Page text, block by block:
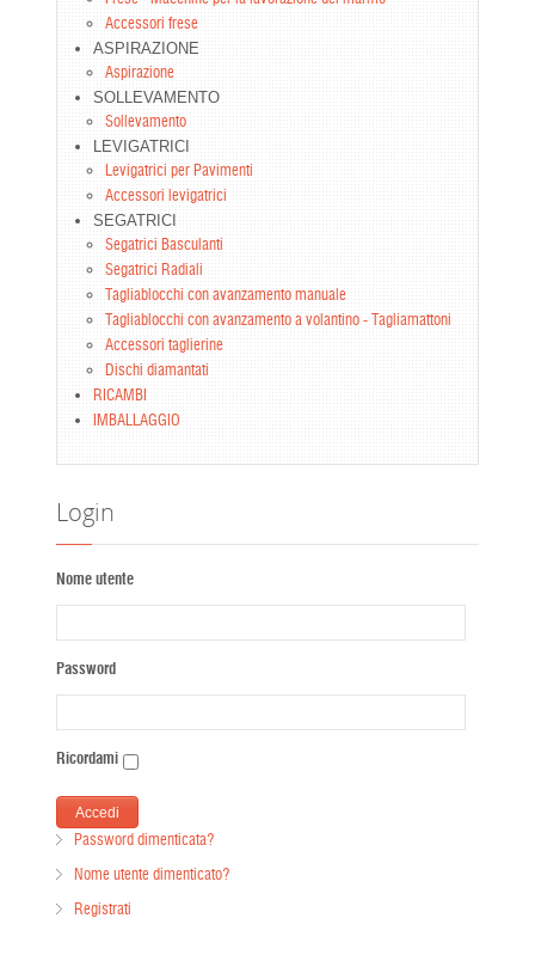
Accessori frese
ASPIRAZIONE
Aspirazione
SOLLEVAMENTO
Sollevamento
LEVIGATRICI
Levigatrici per Pavimenti
Accessori levigatrici
SEGATRICI
Segatrici Basculanti
Segatrici Radiali
Tagliablocchi con avanzamento manuale
Tagliablocchi con avanzamento a volantino - Tagliamattoni
Accessori taglierine
Dischi diamantati
RICAMBI
IMBALLAGGIO
Login
Nome utente
Password
Ricordami
Password dimenticata?
Nome utente dimenticato?
Registrati